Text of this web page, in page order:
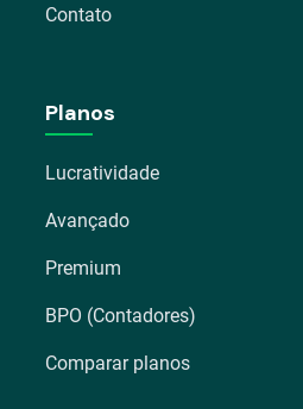
Contato
Planos
Lucratividade
Avançado
Premium
BPO (Contadores)
Comparar planos